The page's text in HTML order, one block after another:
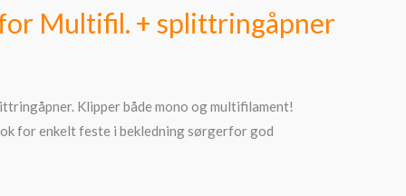
Multifil. + splittringåpner
Klipper både mono og multifilament!
for enkelt feste i bekledning sørgerfor god